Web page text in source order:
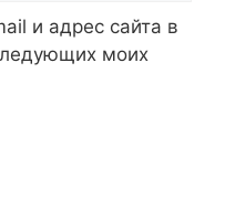
и адрес сайта в
моих